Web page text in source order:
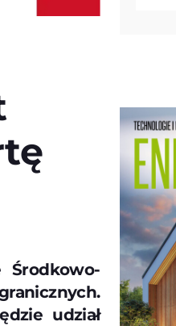
udział